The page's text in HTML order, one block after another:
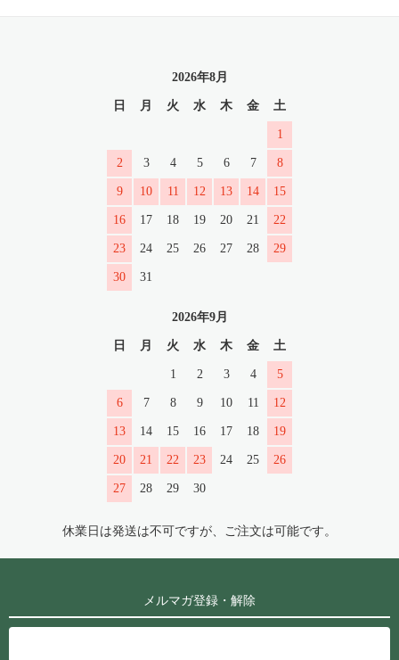
2026年8月
日 月 火 水 木 金 土
1
2 3 4 5 6 7 8
9 10 11 12 13 14 15
16 17 18 19 20 21 22
23 24 25 26 27 28 29
30 31
2026年9月
日 月 火 水 木 金 土
1 2 3 4 5
6 7 8 9 10 11 12
13 14 15 16 17 18 19
20 21 22 23 24 25 26
27 28 29 30
休業日は発送は不可ですが、ご注文は可能です。
メルマガ登録・解除